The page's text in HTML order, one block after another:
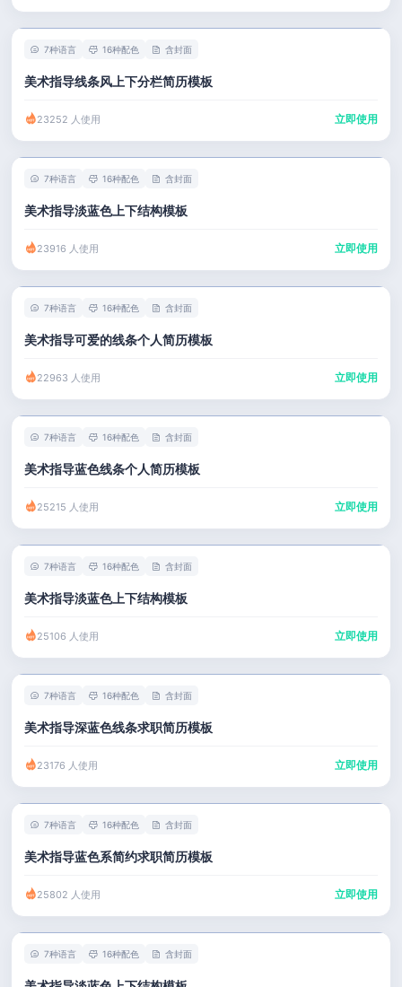
7种语言 16种配色 含封面
美术指导线条风上下分栏简历模板
23252 人使用 立即使用
7种语言 16种配色 含封面
美术指导淡蓝色上下结构模板
23916 人使用 立即使用
7种语言 16种配色 含封面
美术指导可爱的线条个人简历模板
22963 人使用 立即使用
7种语言 16种配色 含封面
美术指导蓝色线条个人简历模板
25215 人使用 立即使用
7种语言 16种配色 含封面
美术指导淡蓝色上下结构模板
25106 人使用 立即使用
7种语言 16种配色 含封面
美术指导深蓝色线条求职简历模板
23176 人使用 立即使用
7种语言 16种配色 含封面
美术指导蓝色系简约求职简历模板
25802 人使用 立即使用
7种语言 16种配色 含封面